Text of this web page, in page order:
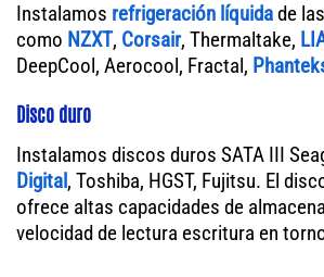
Instalamos refrigeración líquidade
como NZXT, Corsair, Thermaltake,
DeepCool, Aerocool, Fractal,
Disco duro
Instalamos discos duros SATA III
Digital, Toshiba, HGST, Fujitsu. El
ofrece altas capacidades de
velocidad de lectura escritura en